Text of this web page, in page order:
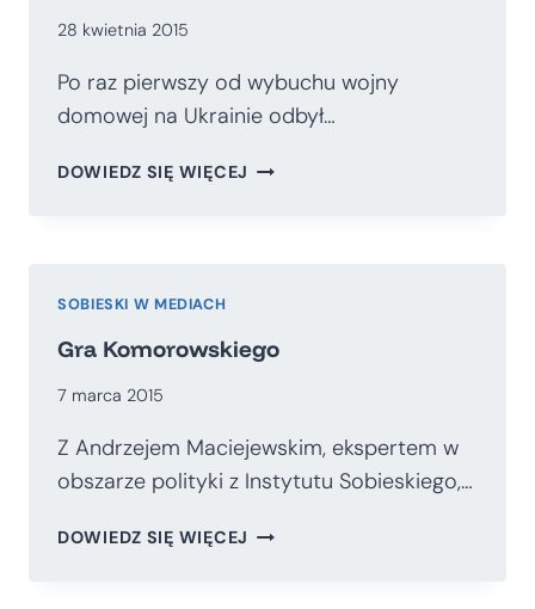
28 kwietnia 2015
Po raz pierwszy od wybuchu wojny
domowej na Ukrainie odbył…
DOWIEDZ SIĘ WIĘCEJ KRAJ
SOBIESKI W MEDIACH
Gra Komorowskiego
7 marca 2015
Z Andrzejem Maciejewskim, ekspertem w
obszarze polityki z Instytutu Sobieskiego,…
DOWIEDZ SIĘ WIĘCEJ GRA